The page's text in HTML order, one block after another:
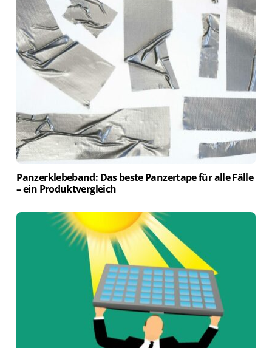
Panzerklebeband: Das beste Panzertape für alle Fälle
– ein Produktvergleich